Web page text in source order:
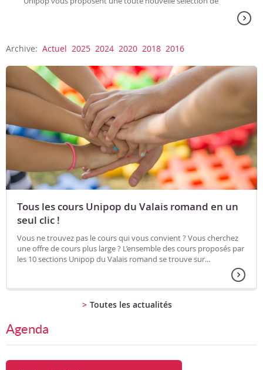
Archive: Actuel 2025 2024 2020 2018 2016
Tous les cours Unipop du Valais romand en un
seul clic !
Vous ne trouvez pas le cours qui vous convient ? Vous cherchez
une offre de cours plus large ? L’ensemble des cours proposés par
les 10 sections Unipop du Valais romand se trouve sur...
Toutes les actualités
Agenda